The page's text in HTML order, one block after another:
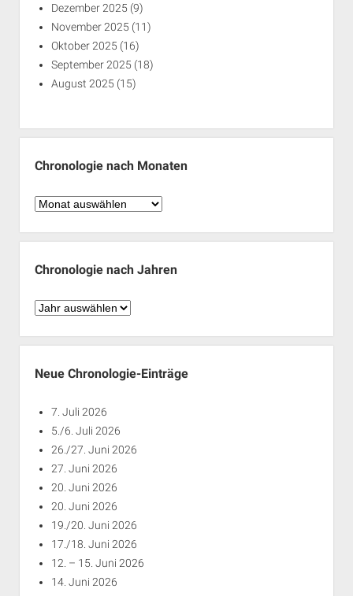
Dezember 2025 (9)
November 2025 (11)
Oktober 2025 (16)
September 2025 (18)
August 2025 (15)
Chronologie nach Monaten
Chronologie
Monaten
Chronologie nach Jahren
Chronologie
Jahren
Neue Chronologie-Einträge
7. Juli 2026
5./6. Juli 2026
26./27. Juni 2026
27. Juni 2026
20. Juni 2026
20. Juni 2026
19./20. Juni 2026
17./18. Juni 2026
12. – 15. Juni 2026
14. Juni 2026